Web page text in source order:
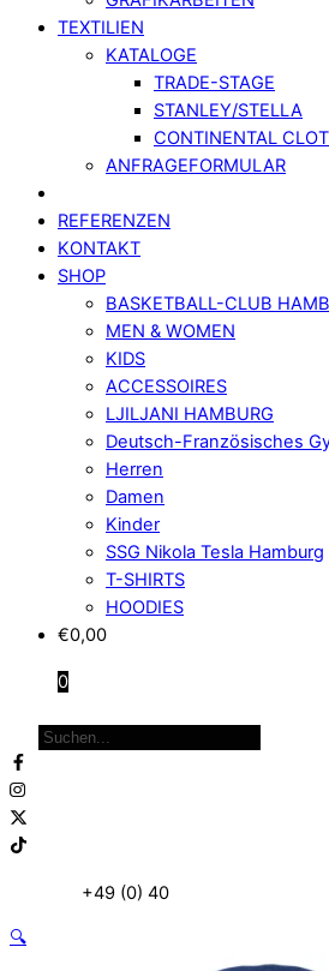
TEXTILIEN
KATALOGE
TRADE-STAGE
STANLEY/STELLA
CONTINENTAL
ANFRAGEFORMULAR
REFERENZEN
KONTAKT
SHOP
BASKETBALL-CLUB
MEN & WOMEN
KIDS
ACCESSOIRES
LJILJANI HAMBURG
Deutsch-Französisches
Herren
Damen
Kinder
SSG Nikola Tesla Hamburg
T-SHIRTS
HOODIES
€0,00
0
Close
Menu
Products
+49 (0) 40
🔍